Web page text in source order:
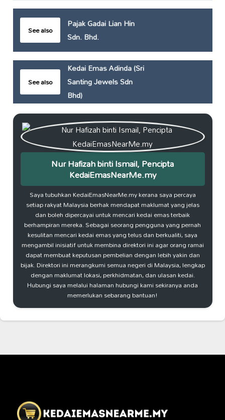
See also
Pajak Gadai Lian Hin
Sdn. Bhd.
See also
Kedai Emas Adinda (Sri
Santing Jewels Sdn
Bhd)
Nur Hafizah binti Ismail, Pencipta
KedaiEmasNearMe.my
Saya tubuhkan KedaiEmasNearMe.my kerana saya percaya
setiap rakyat Malaysia berhak mendapat maklumat yang jelas
dan boleh dipercayai untuk mencari kedai emas terbaik
berhampiran mereka. Sebagai seorang pengguna yang pernah
kesulitan mencari kedai emas yang telus dan berkualiti, saya
mengambil inisiatif untuk membina direktori ini agar orang ramai
dapat membuat keputusan pembelian dengan lebih yakin dan
bijak. Direktori ini merangkumi semua negeri di Malaysia, lengkap
dengan maklumat lokasi, perkhidmatan, dan ulasan kedai.
Hubungi saya melalui halaman hubungi kami sekiranya anda
memerlukan sebarang bantuan!